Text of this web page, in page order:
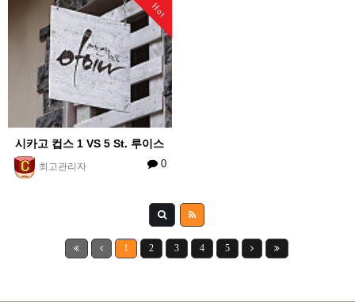
Hot
시카고 컵스 1 VS 5 St. 루이스
최고관리자 0
1 2 3 4 5